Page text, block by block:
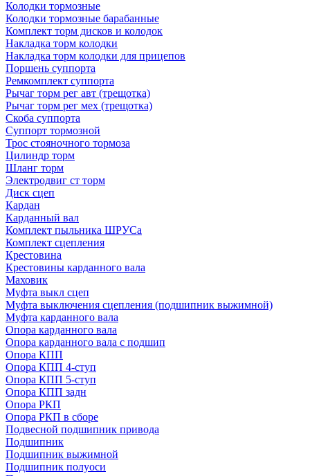
Колодки тормозные
Колодки тормозные барабанные
Комплект торм дисков и колодок
Накладка торм колодки
Накладка торм колодки для прицепов
Поршень суппорта
Ремкомплект суппорта
Рычаг торм рег авт (трещотка)
Рычаг торм рег мех (трещотка)
Скоба суппорта
Суппорт тормозной
Трос стояночного тормоза
Цилиндр торм
Шланг торм
Электродвиг ст торм
Диск сцеп
Кардан
Карданный вал
Комплект пыльника ШРУСа
Комплект сцепления
Крестовина
Крестовины карданного вала
Маховик
Муфта выкл сцеп
Муфта выключения сцепления (подшипник выжимной)
Муфта карданного вала
Опора карданного вала
Опора карданного вала с подшип
Опора КПП
Опора КПП 4-ступ
Опора КПП 5-ступ
Опора КПП задн
Опора РКП
Опора РКП в сборе
Подвесной подшипник привода
Подшипник
Подшипник выжимной
Подшипник полуоси